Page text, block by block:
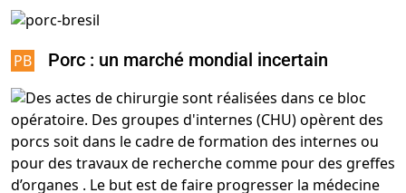
Porc : un marché mondial incertain